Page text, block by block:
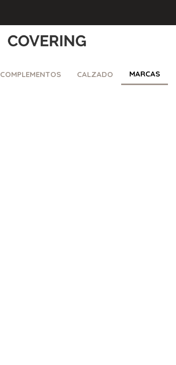
COMPLEMENTOS CALZADO MARCAS